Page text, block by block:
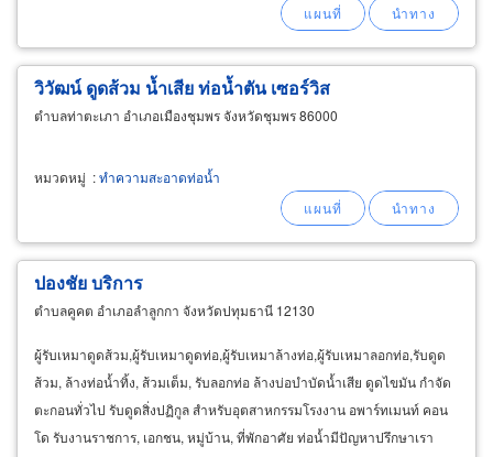
วิวัฒน์ ดูดส้วม น้ำเสีย ท่อน้ำตัน เซอร์วิส
ตำบลท่าตะเภา อำเภอเมืองชุมพร จังหวัดชุมพร 86000
หมวดหมู่ :ทำความสะอาดท่อน้ำ
ปองชัย บริการ
ตำบลคูคต อำเภอลำลูกกา จังหวัดปทุมธานี 12130
ผู้รับเหมาดูดส้วม,ผู้รับเหมาดูดท่อ,ผู้รับเหมาล้างท่อ,ผู้รับเหมาลอกท่อ,รับดูด
ส้วม, ล้างท่อน้ำทิ้ง, ส้วมเต็ม, รับลอกท่อ ล้างบ่อบำบัดน้ำเสีย ดูดไขมัน กำจัด
ตะกอนทั่วไป รับดูดสิ่งปฏิกูล สำหรับอุตสาหกรรมโรงงาน อพาร์ทเมนท์ คอน
โด รับงานราชการ, เอกชน, หมู่บ้าน, ที่พักอาศัย ท่อน้ำมีปัญหาปรึกษาเรา